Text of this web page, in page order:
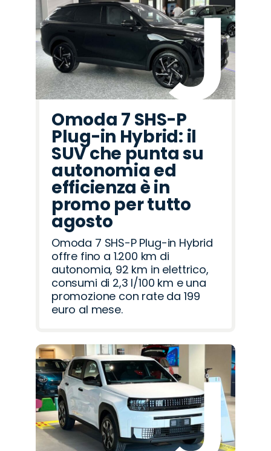
Omoda 7 SHS-P
Plug-in Hybrid: il
SUV che punta su
autonomia ed
efficienza è in
promo per tutto
agosto
Omoda 7 SHS-P Plug-in Hybrid
offre fino a 1.200 km di
autonomia, 92 km in elettrico,
consumi di 2,3 l/100 km e una
promozione con rate da 199
euro al mese.